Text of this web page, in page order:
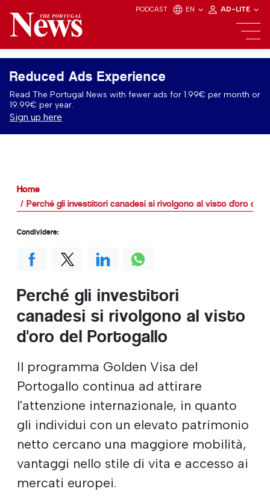
PODCAST EN AD-LITE
Reduced Ads Experience
Read The Portugal News with fewer ads for 1.99€ per month or
19.99€ per year.
Sign up here
Home
Perché gli investitori canadesi si rivolgono al visto d'oro del
Perché gli investitori
canadesi si rivolgono al visto
d'oro del Portogallo
Il programma Golden Visa del
Portogallo continua ad attirare
l'attenzione internazionale, in quanto
gli individui con un elevato patrimonio
netto cercano una maggiore mobilità,
vantaggi nello stile di vita e accesso ai
mercati europei.
Condividere: